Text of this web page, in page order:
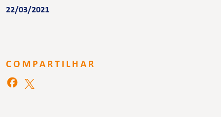
22/03/2021
COMPARTILHAR